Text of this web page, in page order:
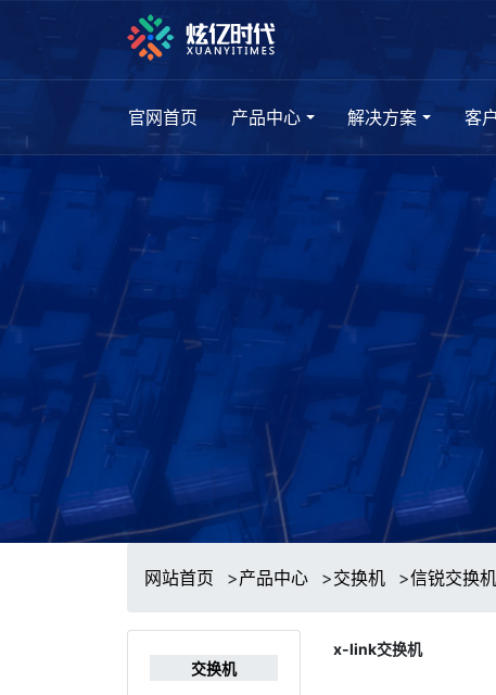
官网首页 产品中心 解决方案 客
网站首页 >产品中心 >交换机 >信锐交换机
交换机
x-link交换机